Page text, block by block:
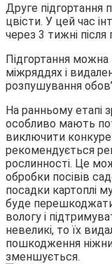
Друге підгортання
цвісти. У цей час
через 3 тижні
Підгортання
міжряддях і
розпушування
На ранньому етапі
особливо мають
виключити
рекомендується
рослинності. Це
обробки посівів
посадки картоплі
буде
вологу і
невеликі, то їх
пошкодження
зменшується.